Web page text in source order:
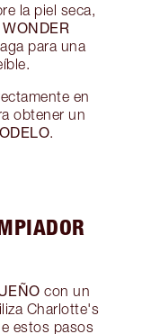
la piel seca,
WONDER
para una
en
obtener un
.
con un
Charlotte's
estos pasos